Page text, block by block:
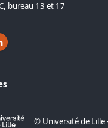
bureau 13 et 17
fenêtre)
( nouvelle fenêtre)
© Université de Lille